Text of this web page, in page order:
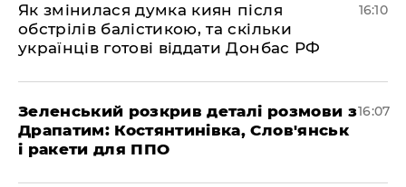
Як змінилася думка киян після
обстрілів балістикою, та скільки
українців готові віддати Донбас РФ
16:10
Зеленський розкрив деталі розмови з
Драпатим: Костянтинівка, Слов'янськ
і ракети для ППО
16:07